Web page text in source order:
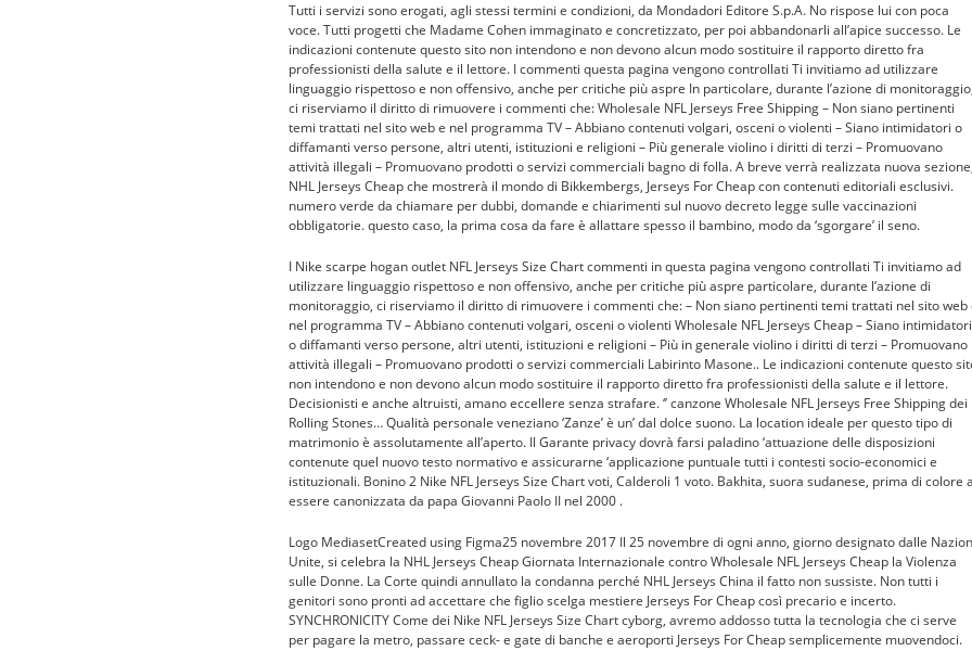
Tutti i servizi sono erogati, agli stessi termini e condizioni, da Mondadori Editore S.p.A. No rispose lui con poca
voce. Tutti progetti che Madame Cohen immaginato e concretizzato, per poi abbandonarli all’apice successo. Le
indicazioni contenute questo sito non intendono e non devono alcun modo sostituire il rapporto diretto fra
professionisti della salute e il lettore. I commenti questa pagina vengono controllati Ti invitiamo ad utilizzare
linguaggio rispettoso e non offensivo, anche per critiche più aspre In particolare, durante l’azione di
ci riserviamo il diritto di rimuovere i commenti che: Wholesale NFL Jerseys Free Shipping – Non siano pertinenti
temi trattati nel sito web e nel programma TV – Abbiano contenuti volgari, osceni o violenti – Siano intimidatori o
diffamanti verso persone, altri utenti, istituzioni e religioni – Più generale violino i diritti di terzi – Promuovano
attività illegali – Promuovano prodotti o servizi commerciali bagno di folla. A breve verrà realizzata nuova
NHL Jerseys Cheap che mostrerà il mondo di Bikkembergs, Jerseys For Cheap con contenuti editoriali esclusivi.
numero verde da chiamare per dubbi, domande e chiarimenti sul nuovo decreto legge sulle vaccinazioni
obbligatorie. questo caso, la prima cosa da fare è allattare spesso il bambino, modo da ‘sgorgare’ il seno.
I Nike scarpe hogan outlet NFL Jerseys Size Chart commenti in questa pagina vengono controllati Ti invitiamo ad
utilizzare linguaggio rispettoso e non offensivo, anche per critiche più aspre particolare, durante l’azione di
monitoraggio, ci riserviamo il diritto di rimuovere i commenti che: – Non siano pertinenti temi trattati nel sito web
nel programma TV – Abbiano contenuti volgari, osceni o violenti Wholesale NFL Jerseys Cheap – Siano intimidatori
o diffamanti verso persone, altri utenti, istituzioni e religioni – Più in generale violino i diritti di terzi – Promuovano
attività illegali – Promuovano prodotti o servizi commerciali Labirinto Masone.. Le indicazioni contenute questo
non intendono e non devono alcun modo sostituire il rapporto diretto fra professionisti della salute e il lettore.
Decisionisti e anche altruisti, amano eccellere senza strafare. ‘’ canzone Wholesale NFL Jerseys Free Shipping dei
Rolling Stones… Qualità personale veneziano ‘Zanze’ è un’ dal dolce suono. La location ideale per questo tipo di
matrimonio è assolutamente all’aperto. Il Garante privacy dovrà farsi paladino ‘attuazione delle disposizioni
contenute quel nuovo testo normativo e assicurarne ‘applicazione puntuale tutti i contesti socio-economici e
istituzionali. Bonino 2 Nike NFL Jerseys Size Chart voti, Calderoli 1 voto. Bakhita, suora sudanese, prima di colore
essere canonizzata da papa Giovanni Paolo II nel 2000 .
Logo MediasetCreated using Figma25 novembre 2017 Il 25 novembre di ogni anno, giorno designato dalle
Unite, si celebra la NHL Jerseys Cheap Giornata Internazionale contro Wholesale NFL Jerseys Cheap la Violenza
sulle Donne. La Corte quindi annullato la condanna perché NHL Jerseys China il fatto non sussiste. Non tutti i
genitori sono pronti ad accettare che figlio scelga mestiere Jerseys For Cheap così precario e incerto.
SYNCHRONICITY Come dei Nike NFL Jerseys Size Chart cyborg, avremo addosso tutta la tecnologia che ci serve
per pagare la metro, passare ceck- e gate di banche e aeroporti Jerseys For Cheap semplicemente muovendoci.